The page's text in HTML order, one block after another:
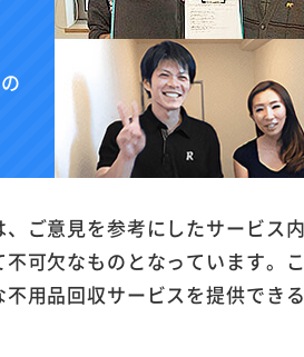
ご意見を参考にしたサービス
可欠なものとなっています。
用品回収サービスを提供でき